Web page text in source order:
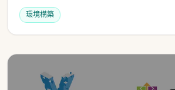
環境構築